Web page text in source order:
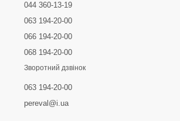
044 360-13-19
063 194-20-00
066 194-20-00
068 194-20-00
Зворотний дзвінок
063 194-20-00
pereval@i.ua